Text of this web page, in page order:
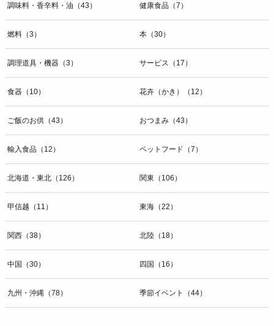
調味料・香辛料・油（43） 健康食品（7）
燃料（3） 本（30）
調理道具・機器（3） サービス（17）
食器（10） 花卉（かき）（12）
ご飯のお供（43） おつまみ（43）
輸入食品（12） ペットフード（7）
北海道・東北（126） 関東（106）
甲信越（11） 東海（22）
関西（38） 北陸（18）
中国（30） 四国（16）
九州・沖縄（78） 季節イベント（44）